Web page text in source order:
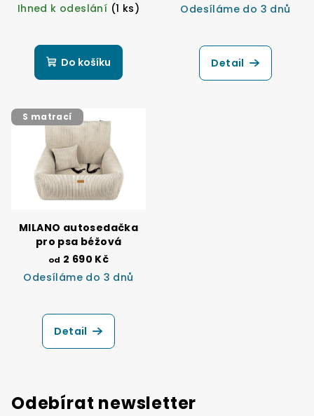
Ihned k odeslání (1 ks)
Do košíku
Odesíláme do 3 dnů
hodnocení
produktu
Detail
S matrací
MILANO autosedačka
pro psa béžová
od 2 690 Kč
Odesíláme do 3 dnů
hodnocení
produktu
hvězdiček.
Detail
Odebírat newsletter